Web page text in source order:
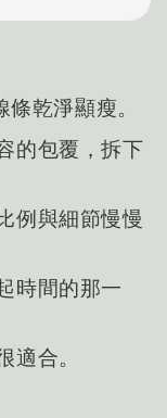
乾淨顯瘦。
的包覆，拆下
例與細節慢慢
時間的那一
適合。